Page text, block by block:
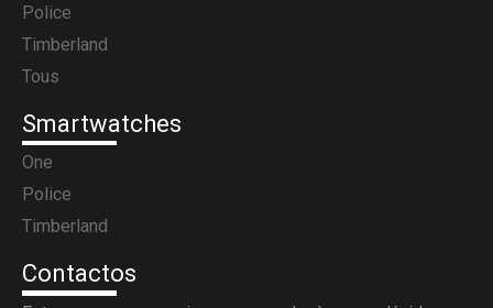
Police
Timberland
Tous
Smartwatches
One
Police
Timberland
Contactos